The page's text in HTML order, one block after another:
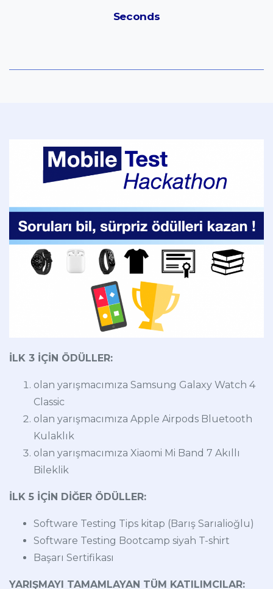
Seconds
İLK 3 İÇİN ÖDÜLLER:
olan yarışmacımıza Samsung Galaxy Watch 4
Classic
olan yarışmacımıza Apple Airpods Bluetooth
Kulaklık
olan yarışmacımıza Xiaomi Mi Band 7 Akıllı
Bileklik
İLK 5 İÇİN DİĞER ÖDÜLLER:
Software Testing Tips kitap (Barış Sarıalioğlu)
Software Testing Bootcamp siyah T-shirt
Başarı Sertifikası
YARIŞMAYI TAMAMLAYAN TÜM KATILIMCILAR: